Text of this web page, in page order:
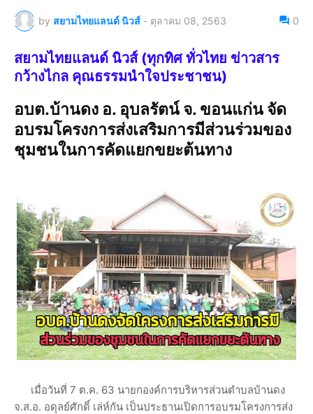
by สยามไทยแลนด์ นิวส์ - ตุลาคม 08, 2563 0
สยามไทยแลนด์ นิวส์ (ทุกทิศ ทั่วไทย ข่าวสาร
กว้างไกล คุณธรรมนำใจประชาชน)
อบต.บ้านดง อ. อุบลรัตน์ จ. ขอนแก่น จัด
อบรมโครงการส่งเสริมการมีส่วนร่วมของ
ชุมชนในการคัดแยกขยะต้นทาง
เมื่อวันที่ 7 ต.ค. 63 นายกองค์การบริหารส่วนตำบลบ้านดง
จ.ส.อ. อดุลย์ศักดิ์ เล่ห์กัน เป็นประธานเปิดการอบรมโครงการส่ง